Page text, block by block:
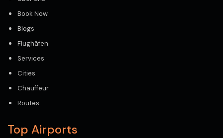
Book Now
Blogs
Flughäfen
Services
Cities
Chauffeur
Routes
Top Airports